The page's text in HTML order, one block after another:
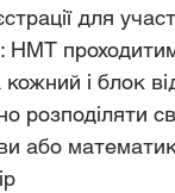
для
НМТ
і блок
або